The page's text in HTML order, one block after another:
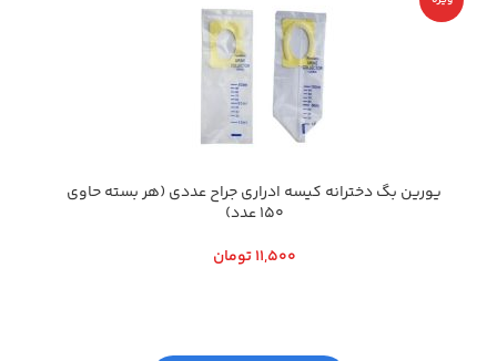
يورين بگ دخترانه كيسه ادراري جراح عددي (هر بسته حاوي
150 عدد)
11,500 تومان